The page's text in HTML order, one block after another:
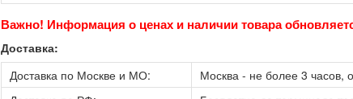
Важно! Информация о ценах и наличии товара
Доставка:
Доставка по Москве и МО:
Москва - не более 3 часов,